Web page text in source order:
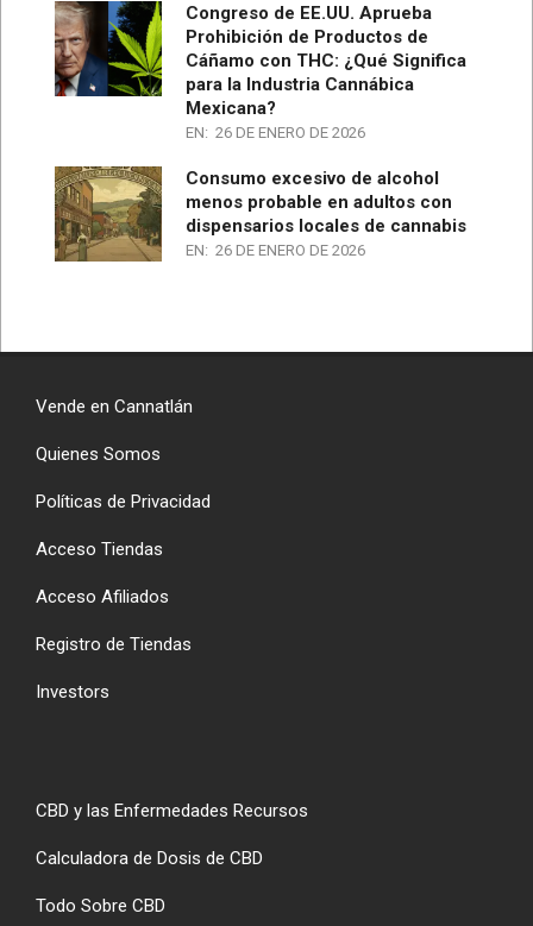
Congreso de EE.UU. Aprueba
Prohibición de Productos de
Cáñamo con THC: ¿Qué Significa
para la Industria Cannábica
Mexicana?
EN: 26 DE ENERO DE 2026
Consumo excesivo de alcohol
menos probable en adultos con
dispensarios locales de cannabis
EN: 26 DE ENERO DE 2026
Vende en Cannatlán
Quienes Somos
Políticas de Privacidad
Acceso Tiendas
Acceso Afiliados
Registro de Tiendas
Investors
CBD y las Enfermedades Recursos
Calculadora de Dosis de CBD
Todo Sobre CBD